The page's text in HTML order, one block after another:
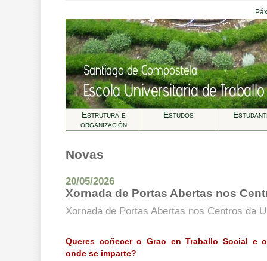
Estrutura e
organización
Estudos
Novas
20/05/2026
Xornada de Portas Abertas nos
Xornada de Portas Abertas nos Centros da
Queres coñecer o Grao en Traballo Social e
onde se imparte?